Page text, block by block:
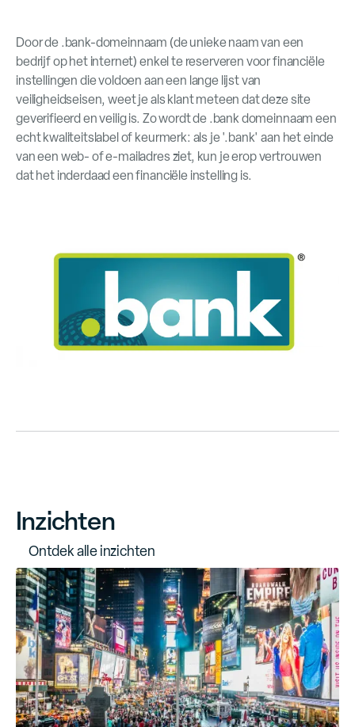
Door de .bank-domeinnaam (de unieke naam van een
bedrijf op het internet) enkel te reserveren voor financiële
instellingen die voldoen aan een lange lijst van
veiligheidseisen, weet je als klant meteen dat deze site
geverifieerd en veilig is. Zo wordt de .bank domeinnaam een
echt kwaliteitslabel of keurmerk: als je '.bank' aan het einde
van een web- of e-mailadres ziet, kun je erop vertrouwen
dat het inderdaad een financiële instelling is.
Inzichten
Ontdekalleinzichten